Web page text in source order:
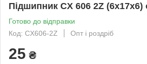
Підшипник CX 606 2Z
Готово до відправки
Код: CX606-2Z
Опт і роздріб
25 ₴